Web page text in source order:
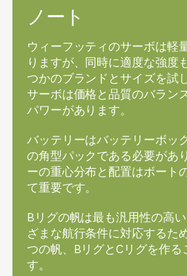
ノート
ウィーフッティのサーボは軽
りますが、同時に適度な強度
つかのブランドとサイズを試
サーボは価格と品質のバラン
パワーがあります。
バッテリーはバッテリーボッ
の角型パックである必要があ
ーの重心分布と配置はボート
て重要です。
Bリグの帆は最も汎用性の高
ざまな航行条件に対応するた
つの帆、BリグとCリグを作る
す。